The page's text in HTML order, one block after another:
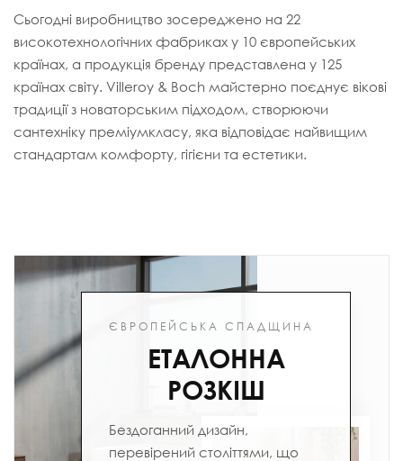
Сьогодні виробництво зосереджено на 22
високотехнологічних фабриках у 10 європейських
країнах, а продукція бренду представлена у 125
країнах світу. Villeroy & Boch майстерно поєднує вікові
традиції з новаторським підходом, створюючи
сантехніку преміумкласу, яка відповідає найвищим
стандартам комфорту, гігієни та естетики.
ЄВРОПЕЙСЬКА СПАДЩИНА
ЕТАЛОННА
РОЗКІШ
Бездоганний дизайн,
перевірений століттями, що